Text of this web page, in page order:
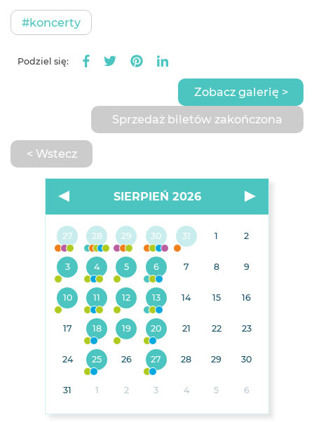
#koncerty
Podziel się:
< Wstecz
Zobacz galerię >
Sprzedaż biletów zakończona
SIERPIEŃ 2026
27 28 29 30 31 1 2
3 4 5 6 7 8 9
10 11 12 13 14 15 16
17 18 19 20 21 22 23
24 25 26 27 28 29 30
31 1 2 3 4 5 6